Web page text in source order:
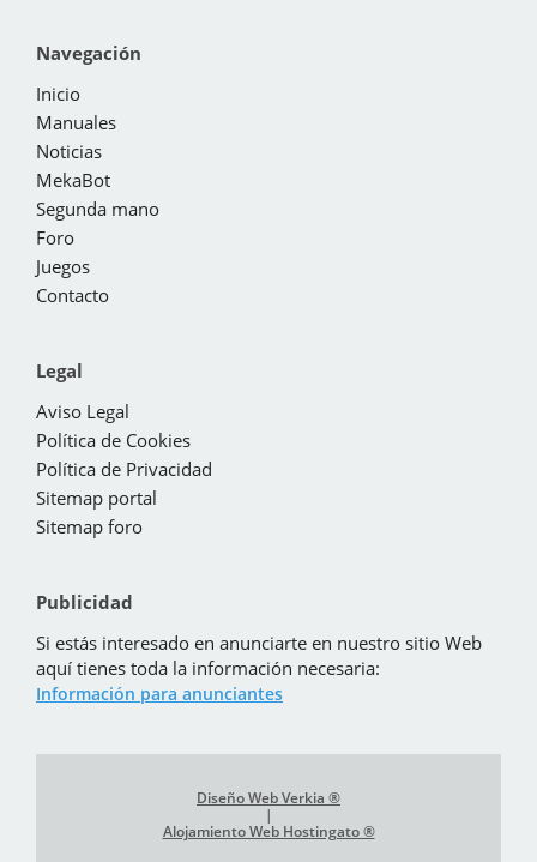
Navegación
Inicio
Manuales
Noticias
MekaBot
Segunda mano
Foro
Juegos
Contacto
Legal
Aviso Legal
Política de Cookies
Política de Privacidad
Sitemap portal
Sitemap foro
Publicidad
Si estás interesado en anunciarte en nuestro sitio Web
aquí tienes toda la información necesaria:
Información para anunciantes
Diseño Web Verkia ®
|
Alojamiento Web Hostingato ®